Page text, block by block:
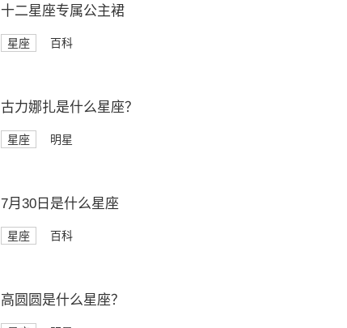
十二星座专属公主裙
星座 百科
古力娜扎是什么星座？
星座 明星
7月30日是什么星座
星座 百科
高圆圆是什么星座？